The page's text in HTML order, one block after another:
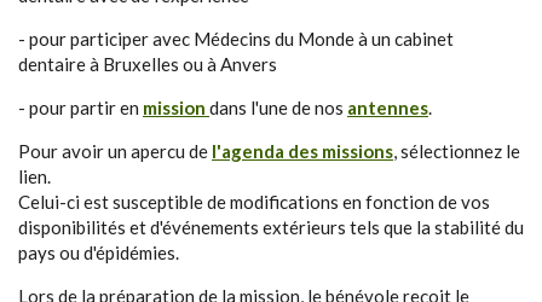
- pour participer avec Médecins du Monde à un cabinet
dentaire à Bruxelles ou à Anvers
- pour partir en mission dans l'une de nos antennes.
Pour avoir un apercu de l'agenda des missions, sélectionnez le
lien.
Celui-ci est susceptible de modifications en fonction de vos
disponibilités et d'événements extérieurs tels que la stabilité du
pays ou d'épidémies.
Lors de la préparation de la mission, le bénévole reçoit le